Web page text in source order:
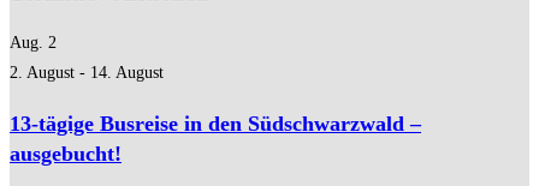
Aug. 2
2. August - 14. August
13-tägige Busreise in den Südschwarzwald –
ausgebucht!